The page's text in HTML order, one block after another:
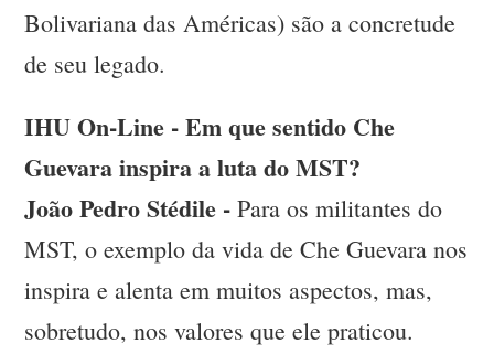
Bolivariana das Américas) são a concretude
de seu legado.
IHU On-Line - Em que sentido Che
Guevara inspira a luta do MST?
João Pedro Stédile - Para os militantes do
MST, o exemplo da vida de Che Guevara nos
inspira e alenta em muitos aspectos, mas,
sobretudo, nos valores que ele praticou.